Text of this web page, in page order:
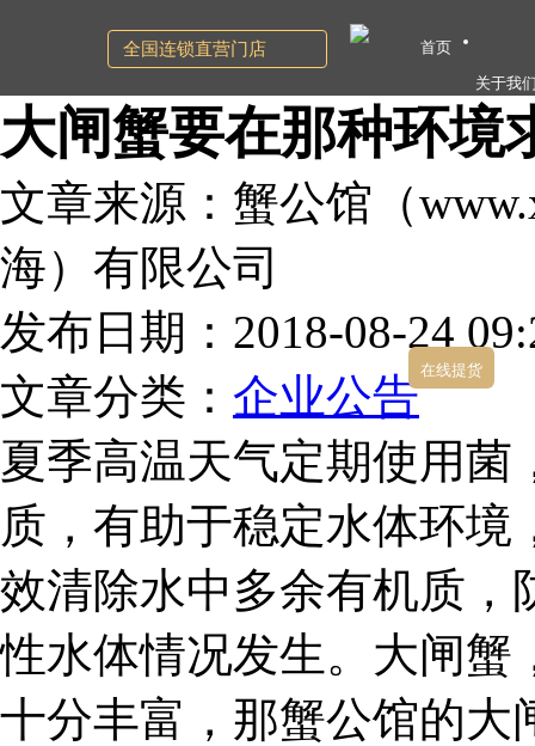
大闸蟹要在那种环境
文章来源：蟹公馆（
海）有限公司
发布日期：2018-08-24
文章分类： 企业公告
夏季高温天气定期使用
质，有助于稳定水体环
效清除水中多余有机质，
性水体情况发生。大闸蟹
十分丰富，那蟹公馆的大
全国连锁直营门店
首页
关于我
在线提货